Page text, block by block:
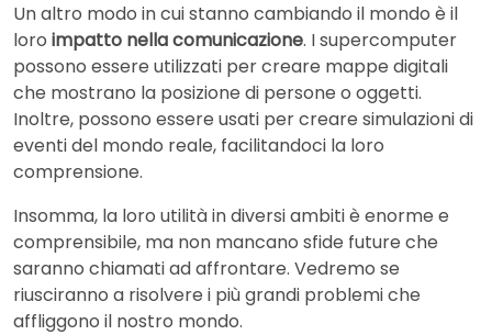
Un altro modo in cui stanno cambiando il mondo è il
loro impatto nella comunicazione. I supercomputer
possono essere utilizzati per creare mappe digitali
che mostrano la posizione di persone o oggetti.
Inoltre, possono essere usati per creare simulazioni di
eventi del mondo reale, facilitandoci la loro
comprensione.
Insomma, la loro utilità in diversi ambiti è enorme e
comprensibile, ma non mancano sfide future che
saranno chiamati ad affrontare. Vedremo se
riusciranno a risolvere i più grandi problemi che
affliggono il nostro mondo.